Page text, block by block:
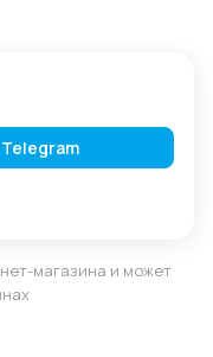
магазина и может